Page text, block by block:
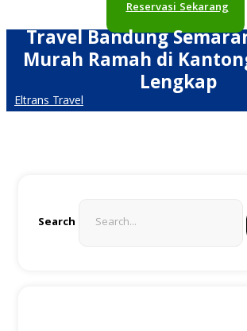
Reservasi Sekarang
Travel Bandung
Murah Ramah di
Lengkap
Eltrans Travel
Search